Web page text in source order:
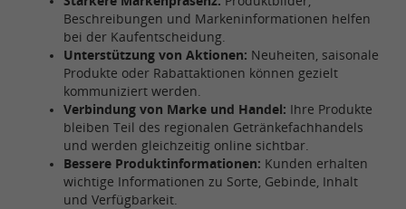
Beschreibungen und Markeninformationen helfen
bei der Kaufentscheidung.
Unterstützung von Aktionen: Neuheiten, saisonale
Produkte oder Rabattaktionen können gezielt
kommuniziert werden.
Verbindung von Marke und Handel: Ihre Produkte
bleiben Teil des regionalen Getränkefachhandels
und werden gleichzeitig online sichtbar.
Bessere Produktinformationen: Kunden erhalten
wichtige Informationen zu Sorte, Gebinde, Inhalt
und Verfügbarkeit.